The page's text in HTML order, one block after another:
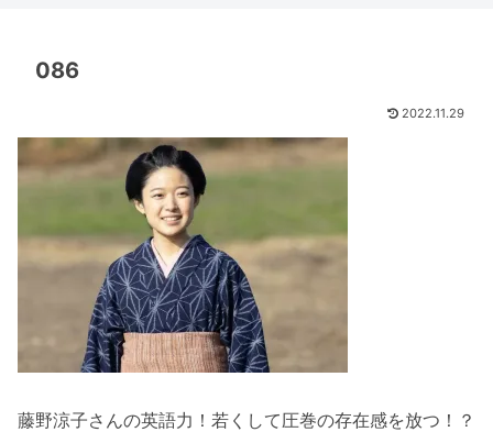
086
2022.11.29
藤野涼子さんの英語力！若くして圧巻の存在感を放つ！？